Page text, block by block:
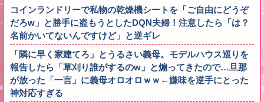
コインランドリーで私物の乾燥機シートを「ご自由にどうぞ
だろw」と勝手に盗もうとしたDQN夫婦！注意したら「は？
名前かいてないんですけど」と逆ギレ
「隣に早く家建てろ」とうるさい義母。モデルハウス巡りを
報告したら「草刈り誰がするのw」と煽ってきたので…旦那
が放った「一言」に義母オロオロｗｗ←嫌味を逆手にとった
神対応すぎる